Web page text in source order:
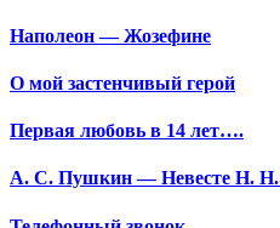
Наполеон — Жозефине
О мой застенчивый герой
Первая любовь в 14 лет….
А. С. Пушкин — Невесте Н. Н.